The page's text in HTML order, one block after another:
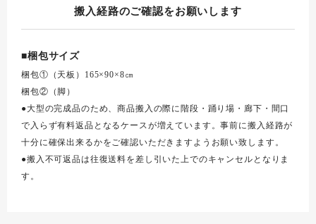
搬入経路のご確認をお願いします
■梱包サイズ
梱包①（天板）165×90×8㎝
梱包②（脚）
●大型の完成品のため、商品搬入の際に階段・踊り場・廊下・間口
で入らず有料返品となるケースが増えています。事前に搬入経路が
十分に確保出来るかをご確認いただきますようお願い致します。
●搬入不可返品は往復送料を差し引いた上でのキャンセルとなりま
す。